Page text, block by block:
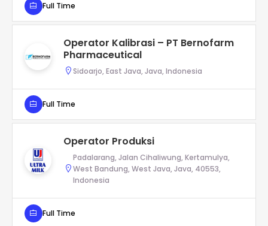
Full Time
Operator Kalibrasi – PT Bernofarm
Pharmaceutical
Sidoarjo, East Java, Java, Indonesia
Full Time
Operator Produksi
Padalarang, Jalan Cihaliwung, Kertamulya,
West Bandung, West Java, Java, 40553,
Indonesia
Full Time